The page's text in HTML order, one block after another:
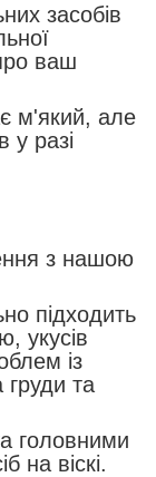
засобів
ваш
м'який, але
у разі
з нашою
підходить
укусів
із
та
головними
на віскі.